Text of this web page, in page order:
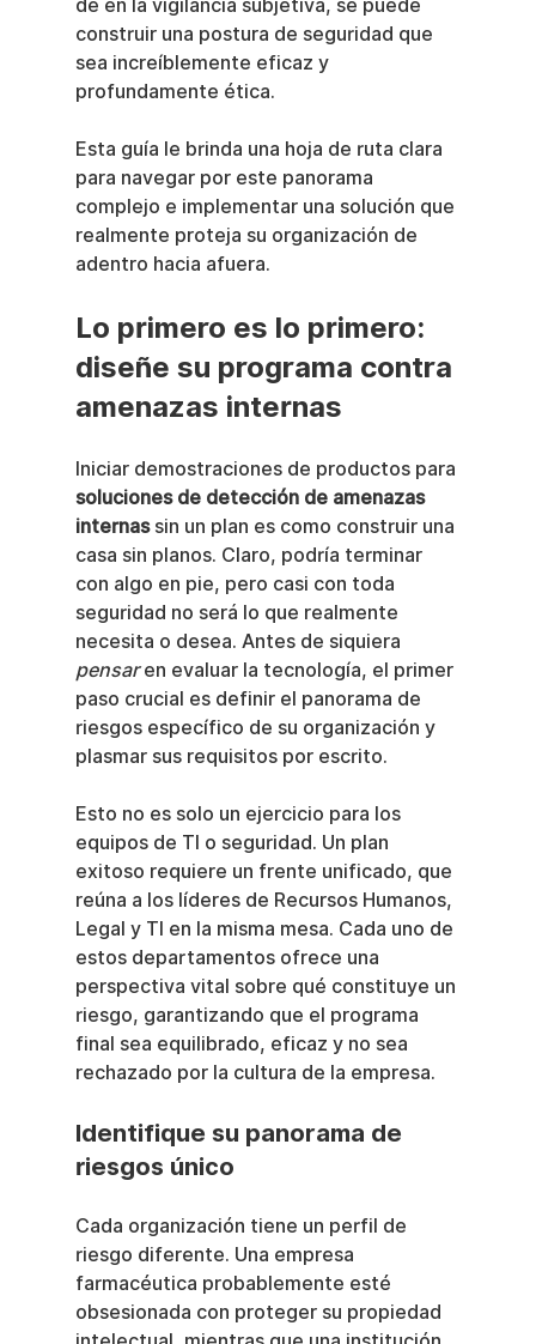
de en la vigilancia subjetiva, se puede
construir una postura de seguridad que
sea increíblemente eficaz y
profundamente ética.
Esta guía le brinda una hoja de ruta clara
para navegar por este panorama
complejo e implementar una solución que
realmente proteja su organización de
adentro hacia afuera.
Lo primero es lo primero:
diseñe su programa contra
amenazas internas
Iniciar demostraciones de productos para
soluciones de detección de amenazas
internas sin un plan es como construir una
casa sin planos. Claro, podría terminar
con algo en pie, pero casi con toda
seguridad no será lo que realmente
necesita o desea. Antes de siquiera
pensar en evaluar la tecnología, el primer
paso crucial es definir el panorama de
riesgos específico de su organización y
plasmar sus requisitos por escrito.
Esto no es solo un ejercicio para los
equipos de TI o seguridad. Un plan
exitoso requiere un frente unificado, que
reúna a los líderes de Recursos Humanos,
Legal y TI en la misma mesa. Cada uno de
estos departamentos ofrece una
perspectiva vital sobre qué constituye un
riesgo, garantizando que el programa
final sea equilibrado, eficaz y no sea
rechazado por la cultura de la empresa.
Identifique su panorama de
riesgos único
Cada organización tiene un perfil de
riesgo diferente. Una empresa
farmacéutica probablemente esté
obsesionada con proteger su propiedad